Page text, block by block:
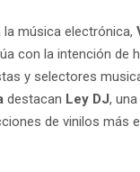
música electrónica,
con la intención
y selectores
destacan Ley DJ,
de vinilos más